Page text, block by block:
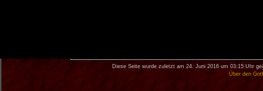
Diese Seite wurde zuletzt am 24. Juni 2016 um 03:15 Uhr
Über den